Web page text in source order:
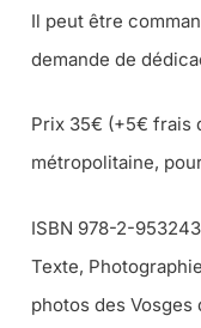
Il peut être
demande de
Prix 35€ (+5€ frais
métropolitaine,
ISBN 978-2-
Texte,
photos des Vosges